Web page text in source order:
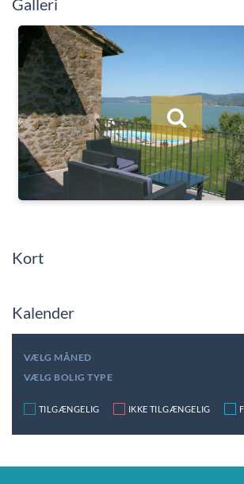
Kort
Kalender
VÆLG MÅNED
VÆLG BOLIG TYPE
TILGÆNGELIG IKKE TILGÆNGELIG